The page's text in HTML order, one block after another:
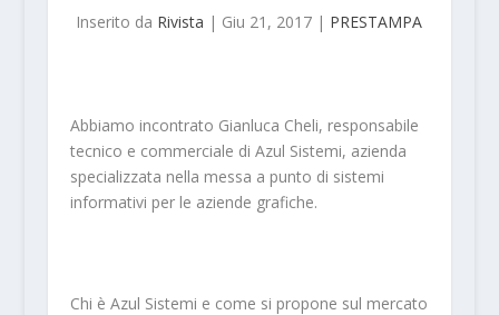
Inserito da Rivista | Giu 21, 2017 | PRESTAMPA
Abbiamo incontrato Gianluca Cheli, responsabile
tecnico e commerciale di Azul Sistemi, azienda
specializzata nella messa a punto di sistemi
informativi per le aziende grafiche.
Chi è Azul Sistemi e come si propone sul mercato